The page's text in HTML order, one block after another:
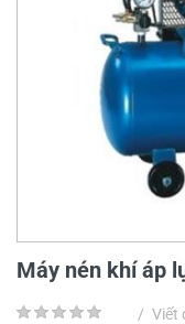
Máy nén khí áp
/ Viết